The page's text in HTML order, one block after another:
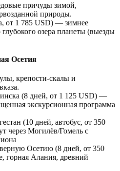
причуды зимой,
природы.
от 1 785 USD) — зимнее
озера планеты (выезды
Осетия
крепости-скалы и
(8 дней, от 1 125 USD) —
экскурсионная программа
(10 дней, автобус, от 350
Могилёв/Гомель с
Осетию (8 дней, от 350
горная Алания, древний